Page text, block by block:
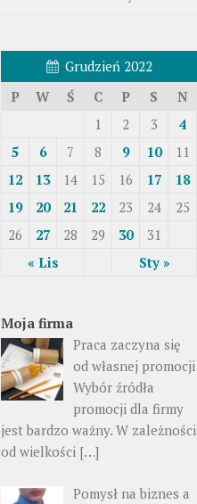
Grudzień 2022
P
W Ś C P S N
« Lis Sty »
1 2 3
4
5
6 7 8 9 10
11
12
13 14 15 16 17
18
19
20 21 22 23 24
25
26
27 28 29 30 31
Moja firma
Praca zaczyna się
od własnej promocji
Wybór źródła
promocji dla firmy
jest bardzo ważny. W zależności
od wielkości […]
Pomysł na biznes a